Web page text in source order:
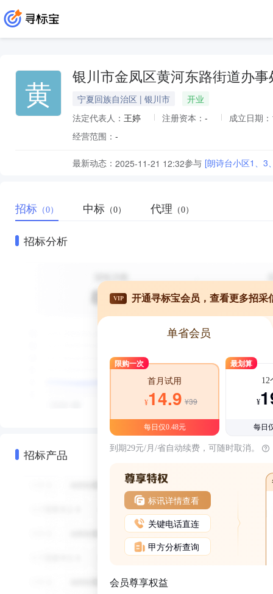
黄 银川市金凤区黄河东路街道办
宁夏回族自治区 | 银川市
开业
法定代表人： 王婷 注册资本： - 成立日期：
经营范围： -
最新动态： 2025-11-21 12:32参与 [朗诗台小区1、3
招标 （0） 中标 （0） 代理 （0）
招标分析
招标产品
VIP 开通寻标宝会员，查看更多招采
单省会员
限购一次
首月试用
¥14.9 ¥39
每日仅0.48元
最划算
12
¥
每日
到期29元/月/省自动续费，可随时取消。
标讯详情查看
关键电话直连
甲方分析查询
会员尊享权益